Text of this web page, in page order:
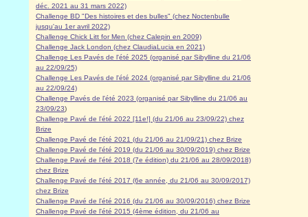
déc. 2021 au 31 mars 2022)
Challenge BD "Des histoires et des bulles" (chez Noctenbulle
jusqu'au 1er avril 2022)
Challenge Chick Litt for Men (chez Calepin en 2009)
Challenge Jack London (chez ClaudiaLucia en 2021)
Challenge Les Pavés de l'été 2025 (organisé par Sibylline du 21/06
au 22/09/25)
Challenge Les Pavés de l'été 2024 (organisé par Sibylline du 21/06
au 22/09/24)
Challenge Pavés de l'été 2023 (organisé par Sibylline du 21/06 au
23/09/23)
Challenge Pavé de l'été 2022 [11e!] (du 21/06 au 23/09/22) chez
Brize
Challenge Pavé de l'été 2021 (du 21/06 au 21/09/21) chez Brize
Challenge Pavé de l'été 2019 (du 21/06 au 30/09/2019) chez Brize
Challenge Pavé de l'été 2018 (7e édition) du 21/06 au 28/09/2018)
chez Brize
Challenge Pavé de l'été 2017 (6e année, du 21/06 au 30/09/2017)
chez Brize
Challenge Pavé de l'été 2016 (du 21/06 au 30/09/2016) chez Brize
Challenge Pavé de l'été 2015 (4ème édition, du 21/06 au